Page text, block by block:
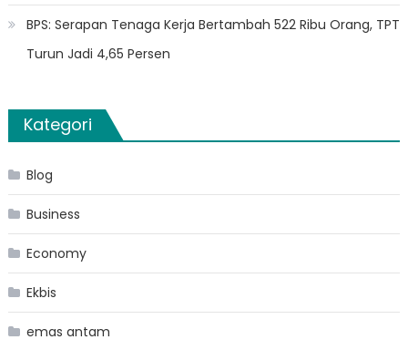
BPS: Serapan Tenaga Kerja Bertambah 522 Ribu Orang, TPT
Turun Jadi 4,65 Persen
Kategori
Blog
Business
Economy
Ekbis
emas antam